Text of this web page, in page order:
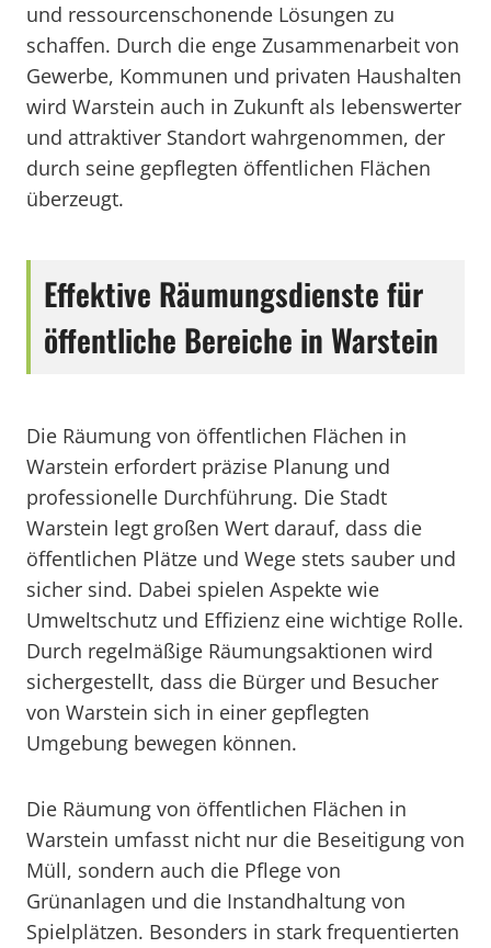
und ressourcenschonende Lösungen zu
schaffen. Durch die enge Zusammenarbeit von
Gewerbe, Kommunen und privaten Haushalten
wird Warstein auch in Zukunft als lebenswerter
und attraktiver Standort wahrgenommen, der
durch seine gepflegten öffentlichen Flächen
überzeugt.
Effektive Räumungsdienste für
öffentliche Bereiche in Warstein
Die Räumung von öffentlichen Flächen in
Warstein erfordert präzise Planung und
professionelle Durchführung. Die Stadt
Warstein legt großen Wert darauf, dass die
öffentlichen Plätze und Wege stets sauber und
sicher sind. Dabei spielen Aspekte wie
Umweltschutz und Effizienz eine wichtige Rolle.
Durch regelmäßige Räumungsaktionen wird
sichergestellt, dass die Bürger und Besucher
von Warstein sich in einer gepflegten
Umgebung bewegen können.
Die Räumung von öffentlichen Flächen in
Warstein umfasst nicht nur die Beseitigung von
Müll, sondern auch die Pflege von
Grünanlagen und die Instandhaltung von
Spielplätzen. Besonders in stark frequentierten